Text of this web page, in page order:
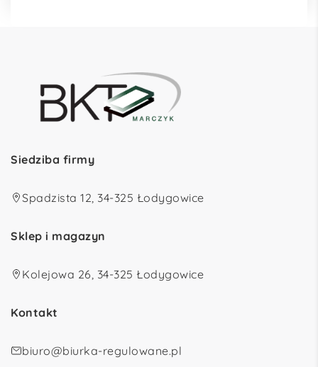
Siedziba firmy
Spadzista 12, 34-325 Łodygowice
Sklep i magazyn
Kolejowa 26, 34-325 Łodygowice
Kontakt
biuro@biurka-regulowane.pl